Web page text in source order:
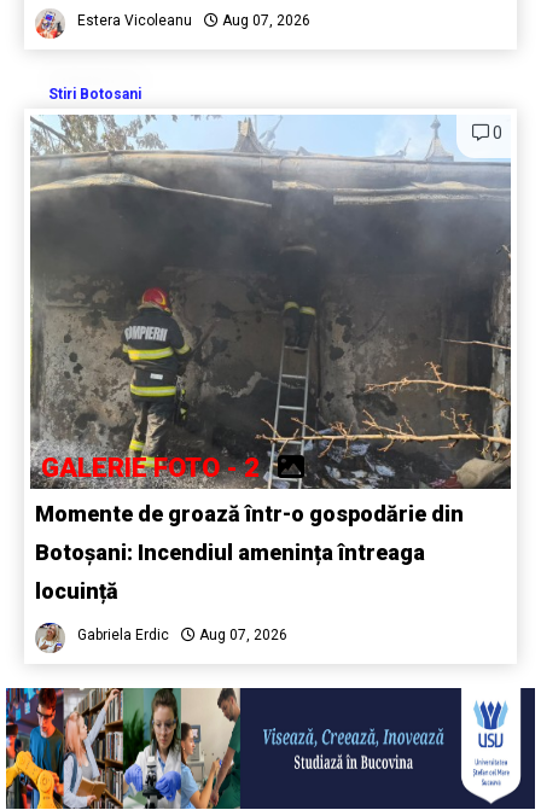
Estera Vicoleanu Aug 07, 2026
Stiri Botosani
0
GALERIE FOTO - 2
Momente de groază într-o gospodărie din
Botoșani: Incendiul amenința întreaga
locuință
Gabriela Erdic Aug 07, 2026